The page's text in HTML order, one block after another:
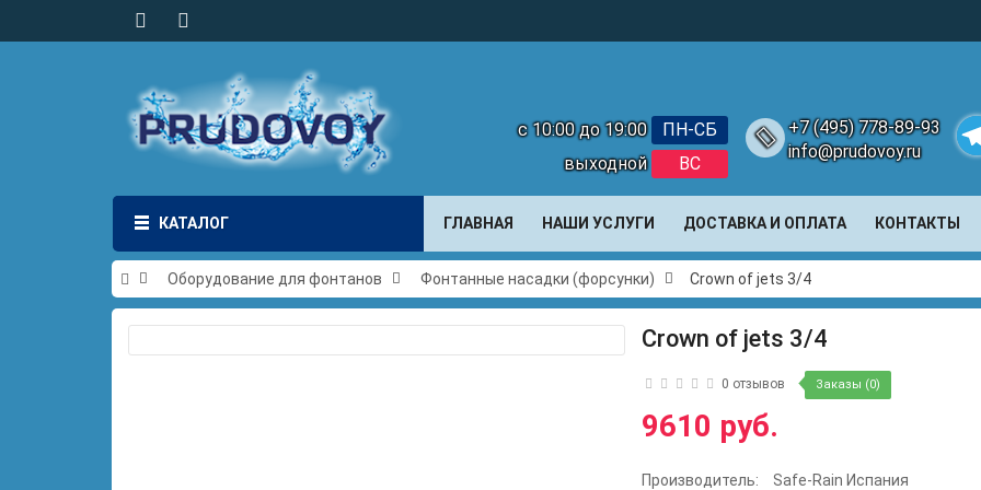
с 10:00 до 19:00
ПН-СБ
выходной
ВС
+7 (495) 778-89-93
info@prudovoy.ru
КАТАЛОГ ГЛАВНАЯ НАШИ УСЛУГИ ДОСТАВКА И ОПЛАТА КОНТАКТЫ
Оборудование для фонтанов Фонтанные насадки (форсунки) Crown of jets 3/4
Crown of jets 3/4
0 отзывов Заказы (0)
9610 руб.
Производитель: Safe-Rain Испания